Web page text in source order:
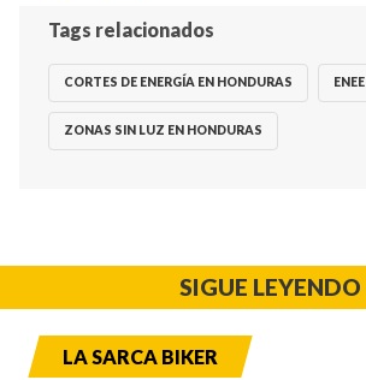
Tags relacionados
CORTES DE ENERGÍA EN HONDURAS ENEE
ZONAS SIN LUZ EN HONDURAS
SIGUE LEYENDO
LA SARCA BIKER